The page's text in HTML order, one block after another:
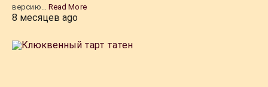
версию… Read More
8 месяцев ago